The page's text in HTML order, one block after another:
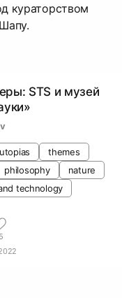
кураторством
STS и музей
utopias
themes
philosophy
nature
technology